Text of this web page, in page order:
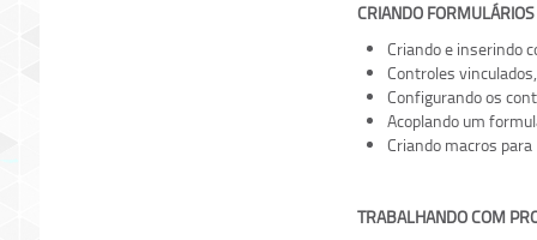
CRIANDO
Criando e inserindo
Controles
Configurando os
Acoplando um
Criando macros
TRABALHANDO COM